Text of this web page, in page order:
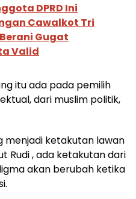
DPRD Ini
Cawalkot Tri
Gugat
Valid
itu ada pada pemilih
dari muslim politik,
menjadi ketakutan lawan
Rudi , ada ketakutan dari
akan berubah ketika